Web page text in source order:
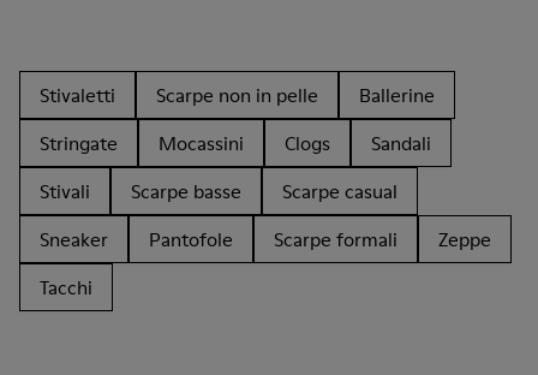
Stivaletti Scarpe non in pelle
Ballerine
Stringate
Mocassini Clogs
Sandali
Stivali
Scarpe basse
Scarpe casual
Sneaker
Pantofole Scarpe formali
Zeppe
Tacchi